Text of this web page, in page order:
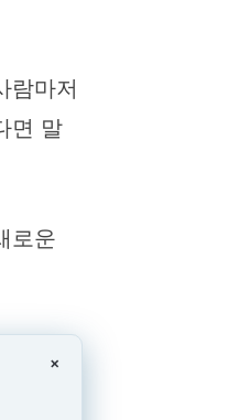
람마저
면 말
로운
×